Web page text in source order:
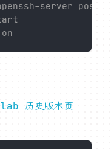
server
历史版本页